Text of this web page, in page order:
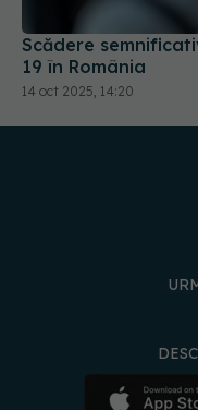
Scădere
19 în România
14 oct 2025, 14:20